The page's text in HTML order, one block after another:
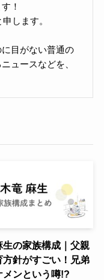
！
します。
目がない普通の
ュースなどを、
生の家族構成｜父親
方針がすごい！兄弟
メンという噂!?